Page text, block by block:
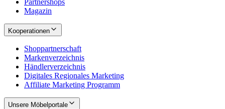
Magazin
Kooperationen
Shoppartnerschaft
Markenverzeichnis
Händlerverzeichnis
Digitales Regionales Marketing
Affiliate Marketing Programm
Unsere Möbelportale